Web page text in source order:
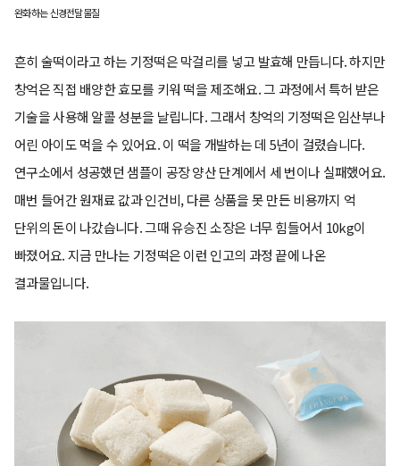
완화하는 신경전달물질
흔히 술떡이라고 하는 기정떡은 막걸리를 넣고 발효해 만듭니다. 하지만
창억은 직접 배양한 효모를 키워 떡을 제조해요. 그 과정에서 특허 받은
기술을 사용해 알콜 성분을 날립니다. 그래서 창억의 기정떡은 임산부나
어린 아이도 먹을 수 있어요. 이 떡을 개발하는 데 5년이 걸렸습니다.
연구소에서 성공했던 샘플이 공장 양산 단계에서 세 번이나 실패했어요.
매번 들어간 원재료 값과 인건비, 다른 상품을 못 만든 비용까지 억
단위의 돈이 나갔습니다. 그때 유승진 소장은 너무 힘들어서 10kg이
빠졌어요. 지금 만나는 기정떡은 이런 인고의 과정 끝에 나온
결과물입니다.